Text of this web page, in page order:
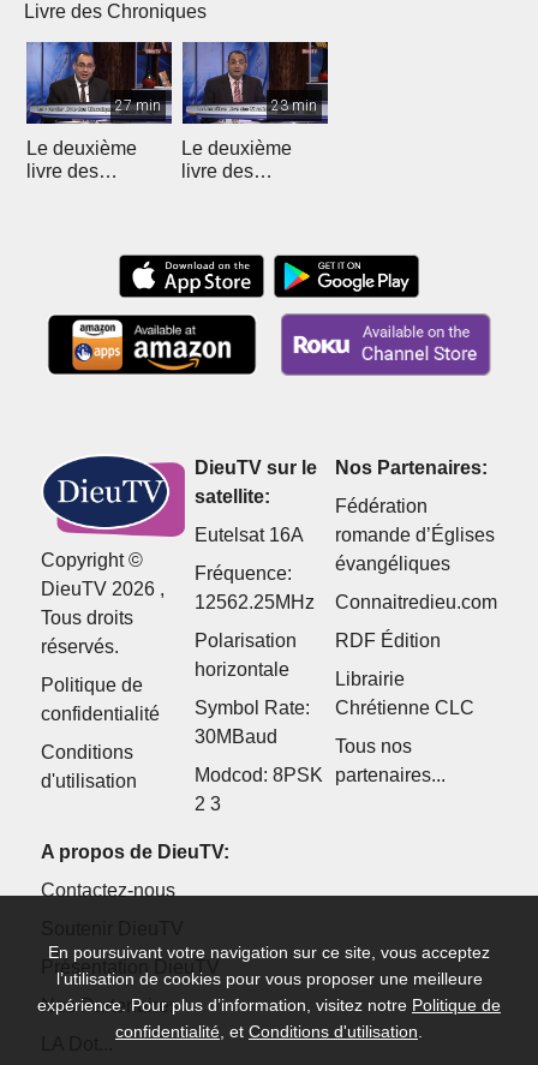
Livre des Chroniques
27 min
Le deuxième
livre des
23 min
Le deuxième
livre des
Copyright ©
DieuTV 2026 ,
Tous droits
réservés.
Politique de
confidentialité
Conditions
d'utilisation
DieuTV sur le
satellite:
Eutelsat 16A
Fréquence:
12562.25MHz
Polarisation
horizontale
Symbol Rate:
30MBaud
Modcod: 8PSK
2 3
Nos Partenaires:
Fédération
romande d’Églises
évangéliques
Connaitredieu.com
RDF Édition
Librairie
Chrétienne CLC
Tous nos
partenaires...
A propos de DieuTV:
Contactez-nous
Présentation DieuTV
Nos Partenaires
En poursuivant votre navigation sur ce site, vous acceptez
l’utilisation de cookies pour vous proposer une meilleure
expérience. Pour plus d’information, visitez notre Politique de
confidentialité , et Conditions d'utilisation